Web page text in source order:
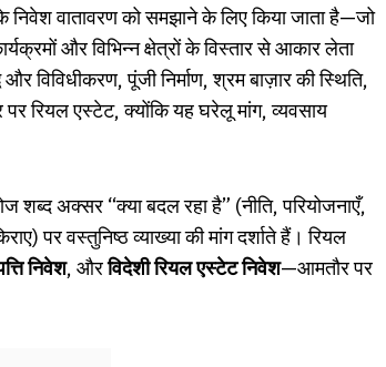
वातावरण को समझाने के लिए किया जाता है—जो
और विभिन्न क्षेत्रों के विस्तार से आकार लेता
विविधीकरण, पूंजी निर्माण, श्रम बाज़ार की स्थिति,
पर रियल एस्टेट, क्योंकि यह घरेलू मांग, व्यवसाय
अक्सर “क्या बदल रहा है” (नीति, परियोजनाएँ,
पर वस्तुनिष्ठ व्याख्या की मांग दर्शाते हैं। रियल
निवेश, औरविदेशी रियल एस्टेट निवेश—आमतौर पर